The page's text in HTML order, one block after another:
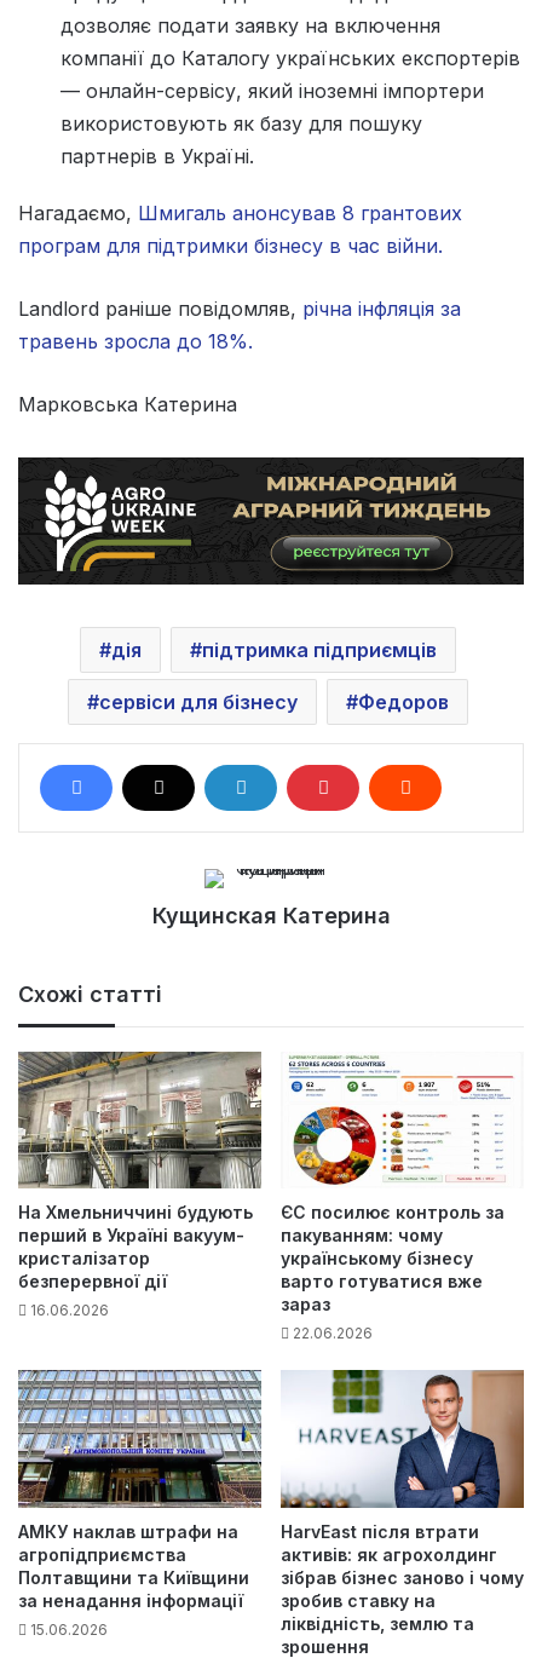
дозволяє подати заявку на включення
компанії до Каталогу українських експортерів
— онлайн-сервісу, який іноземні імпортери
використовують як базу для пошуку
партнерів в Україні.
Нагадаємо, Шмигаль анонсував 8 грантових
програм для підтримки бізнесу в час війни.
Landlord раніше повідомляв, річна інфляція за
травень зросла до 18%.
Марковська Катерина
дія підтримка підприємців
сервіси для бізнесу Федоров
Кущинская Катерина
Схожі статті
На Хмельниччині будують
перший в Україні вакуум-
кристалізатор
безперервної дії
16.06.2026
ЄС посилює контроль за
пакуванням: чому
українському бізнесу
варто готуватися вже
зараз
22.06.2026
АМКУ наклав штрафи на
агропідприємства
Полтавщини та Київщини
за ненадання інформації
15.06.2026
HarvEast після втрати
активів: як агрохолдинг
зібрав бізнес заново і чому
зробив ставку на
ліквідність, землю та
зрошення